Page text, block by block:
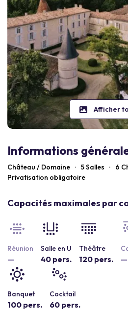
Afficher
Informations
Château / Domaine · 5 Salles · 6
Privatisation obligatoire
Capacités maximales par
Réunion
—
Salle en U
40 pers.
Théâtre
120 pers. —
Banquet
100 pers.
Cocktail
60 pers.